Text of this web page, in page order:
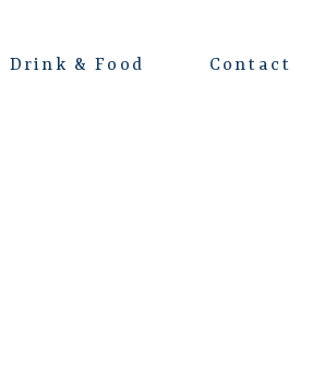
Drink & Food Contact